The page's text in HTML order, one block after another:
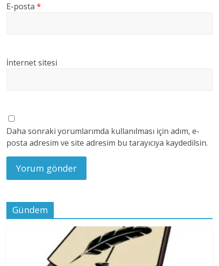
E-posta*
İnternet sitesi
Daha sonraki yorumlarımda kullanılması için adım, e-
posta adresim ve site adresim bu tarayıcıya kaydedilsin.
Gündem